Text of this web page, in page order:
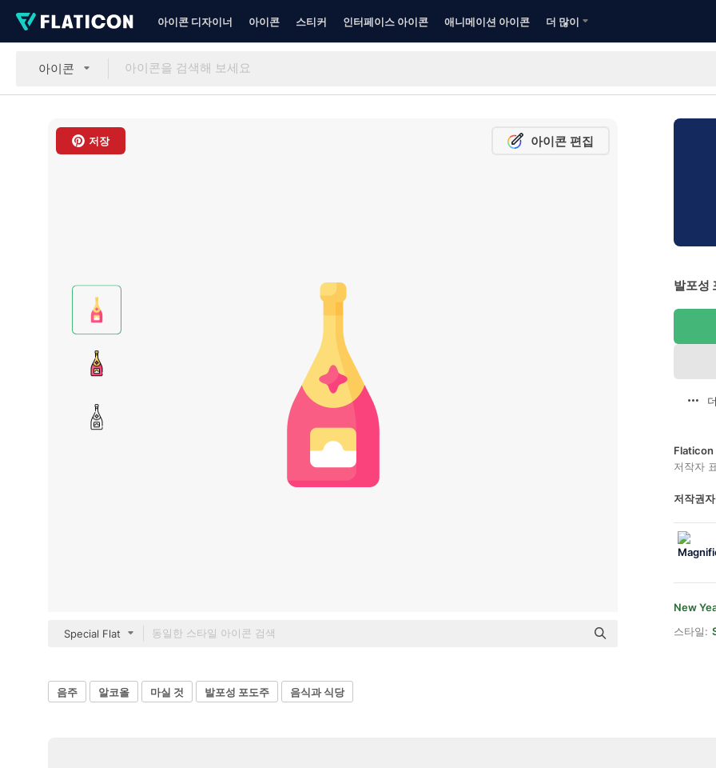
아이콘 디자이너 아이콘 스티커 인터페이스 아이콘 애니메이션 아이콘 더 많이
아이콘
저장 아이콘 편집
Special Flat
발포성
Flaticon
저작자
저작권
New
스타일:
음주 알코올 마실 것 발포성 포도주 음식과 식당